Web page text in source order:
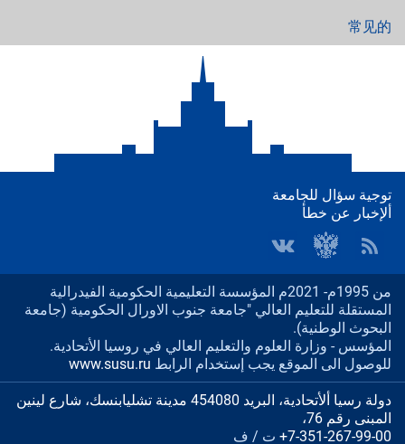
常见的
توجية سؤال للجامعة
ألإخبار عن خطأ
من 1995م- 2021م المؤسسة التعليمية الحكومية الفيدرالية
المستقلة للتعليم العالي "جامعة جنوب الاورال الحكومية (جامعة
البحوث الوطنية).
المؤسس - وزارة العلوم والتعليم العالي في روسيا الأتحادية.
للوصول الى الموقع يجب إستخدام الرابط www.susu.ru
دولة رسيا ألأتحادية، البريد 454080 مدينة تشليابنسك، شارع لينين
المبنى رقم 76،
+7-351-267-99-00 ت / ف